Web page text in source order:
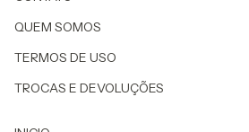
QUEM SOMOS
TERMOS DE USO
TROCAS E DEVOLUÇÕES